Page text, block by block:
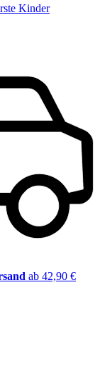
Kinder
ab 42,90 €